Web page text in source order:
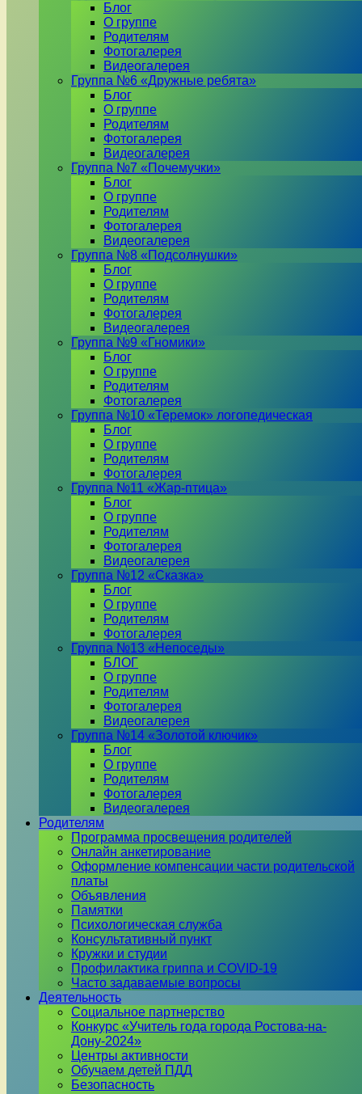
Блог
О группе
Родителям
Фотогалерея
Видеогалерея
Группа №6 «Дружные ребята»
Блог
О группе
Родителям
Фотогалерея
Видеогалерея
Группа №7 «Почемучки»
Блог
О группе
Родителям
Фотогалерея
Видеогалерея
Группа №8 «Подсолнушки»
Блог
О группе
Родителям
Фотогалерея
Видеогалерея
Группа №9 «Гномики»
Блог
О группе
Родителям
Фотогалерея
Группа №10 «Теремок» логопедическая
Блог
О группе
Родителям
Фотогалерея
Группа №11 «Жар-птица»
Блог
О группе
Родителям
Фотогалерея
Видеогалерея
Группа №12 «Сказка»
Блог
О группе
Родителям
Фотогалерея
Группа №13 «Непоседы»
БЛОГ
О группе
Родителям
Фотогалерея
Видеогалерея
Группа №14 «Золотой ключик»
Блог
О группе
Родителям
Фотогалерея
Видеогалерея
Родителям
Программа просвещения родителей
Онлайн анкетирование
Оформление компенсации части родительской
платы
Объявления
Памятки
Психологическая служба
Консультативный пункт
Кружки и студии
Профилактика гриппа и COVID-19
Часто задаваемые вопросы
Деятельность
Социальное партнерство
Конкурс «Учитель года города Ростова-на-
Дону-2024»
Центры активности
Обучаем детей ПДД
Безопасность